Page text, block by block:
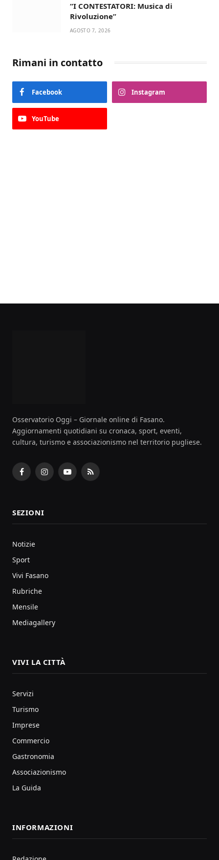
“I CONTESTATORI: Musica di
Rivoluzione”
AGOSTO 7, 2026
Rimani in contatto
Facebook Instagram
YouTube
Osservatorio Oggi – Giornale online di Fasano.
Aggiornamenti quotidiani su cronaca, sport, eventi,
cultura, turismo e associazionismo nel territorio pugliese.
FacebookInstagramYouTubeRSS
SEZIONI
Notizie
Sport
Vivi Fasano
Rubriche
Mensile
Mediagallery
VIVI LA CITTÀ
Servizi
Turismo
Imprese
Commercio
Gastronomia
Associazionismo
La Guida
INFORMAZIONI